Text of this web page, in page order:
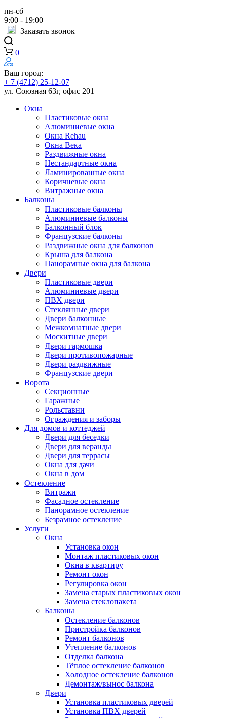
пн-сб
9:00 - 19:00
Заказать звонок
0
Ваш город:
+ 7 (4712) 25-12-07
ул. Союзная 63г, офис 201
Окна
Пластиковые окна
Алюминиевые окна
Окна Rehau
Окна Века
Раздвижные окна
Нестандартные окна
Ламинированные окна
Коричневые окна
Витражные окна
Балконы
Пластиковые балконы
Алюминиевые балконы
Балконный блок
Французские балконы
Раздвижные окна для балконов
Крыша для балкона
Панорамные окна для балкона
Двери
Пластиковые двери
Алюминиевые двери
ПВХ двери
Стеклянные двери
Двери балконные
Межкомнатные двери
Москитные двери
Двери гармошка
Двери противопожарные
Двери раздвижные
Французские двери
Ворота
Секционные
Гаражные
Рольставни
Ограждения и заборы
Для домов и коттеджей
Двери для беседки
Двери для веранды
Двери для террасы
Окна для дачи
Окна в дом
Остекление
Витражи
Фасадное остекление
Панорамное остекление
Безрамное остекление
Услуги
Окна
Установка окон
Монтаж пластиковых окон
Окна в квартиру
Ремонт окон
Регулировка окон
Замена старых пластиковых окон
Замена стеклопакета
Балконы
Остекление балконов
Пристройка балконов
Ремонт балконов
Утепление балконов
Отделка балкона
Тёплое остекление балконов
Холодное остекление балконов
Демонтаж/вынос балкона
Двери
Установка пластиковых дверей
Установка ПВХ дверей